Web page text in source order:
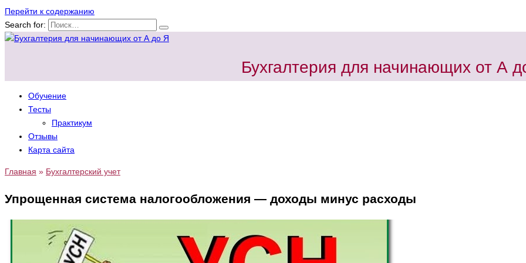
Перейти к содержанию
Search for:
Бухгалтерия для начинающих от А
Обучение
Тесты
Практикум
Отзывы
Карта сайта
Главная » Бухгалтерский учет
Упрощенная система налогообложения — доходы минус расходы